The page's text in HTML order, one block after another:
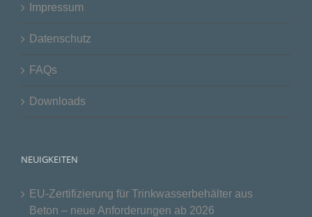
Impressum
Datenschutz
FAQs
Downloads
NEUIGKEITEN
EU-Zertifizierung für Trinkwasserbehälter aus
Beton – neue Anforderungen ab 2026